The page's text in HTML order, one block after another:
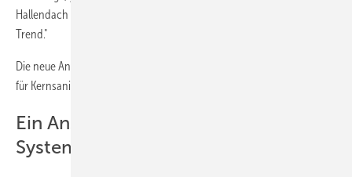
Hallendach zu verlagern – das liegt ja nicht ohne Grund voll im
Trend."
Die neue Anwendung eignet sich laut Schütt neben dem Neubau auch
für Kernsanierungen, "wo ja auch wieder von null aufgebaut wird".
Ein Ansprechpartner für zwei
Systeme